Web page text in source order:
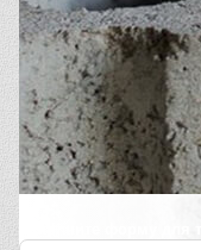
Заполните форму для